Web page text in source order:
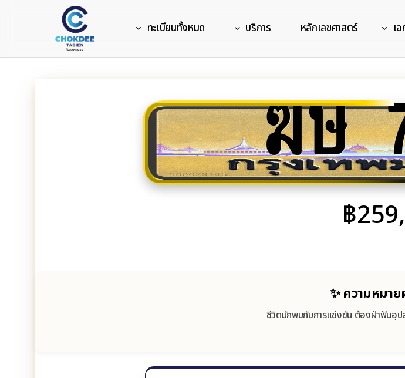
content
ทะเบียนทั้งหมด บริการ หลักเลขศาสตร์ เ
ฆษ
฿
✨ ความหมา
ชีวิตมักพบกับการแข่งขัน ต้องฝ่าฟันอุป